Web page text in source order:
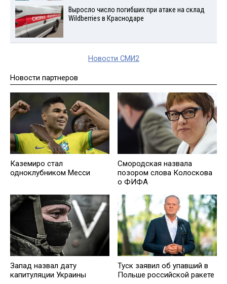
Выросло число погибших при атаке на склад
Wildberries в Краснодаре
Новости СМИ2
Новости партнеров
Каземиро стал
одноклубником Месси
Смородская назвала
позором слова Колоскова
о ФИФА
Запад назвал дату
капитуляции Украины
Туск заявил об упавший в
Польше российской ракете